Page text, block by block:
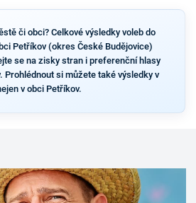
či obci? Celkové výsledky voleb do
Petříkov (okres České Budějovice)
se na zisky stran i preferenční hlasy
Prohlédnout si můžete také výsledky v
v obci Petříkov.